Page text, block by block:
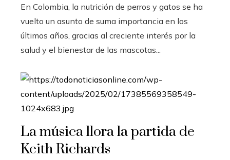
En Colombia, la nutrición de perros y gatos se ha
vuelto un asunto de suma importancia en los
últimos años, gracias al creciente interés por la
salud y el bienestar de las mascotas...
La música llora la partida de
Keith Richards